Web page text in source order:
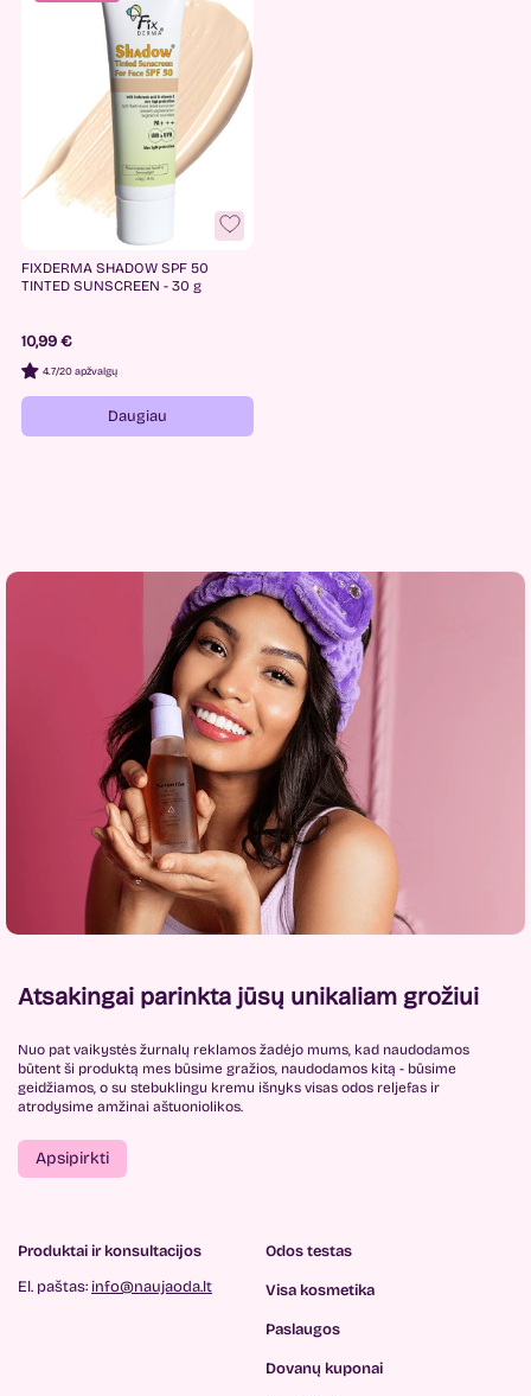
FIXDERMA SHADOW SPF 50
TINTED SUNSCREEN - 30 g
10,99 €
4.7/20 apžvalgų
Daugiau
Atsakingai parinkta jūsų unikaliam grožiui
Nuo pat vaikystės žurnalų reklamos žadėjo mums, kad naudodamos
būtent ši produktą mes būsime gražios, naudodamos kitą - būsime
geidžiamos, o su stebuklingu kremu išnyks visas odos reljefas ir
atrodysime amžinai aštuoniolikos.
Apsipirkti
Produktai ir konsultacijos
El. paštas: info@naujaoda.lt
Odos testas
Visa kosmetika
Paslaugos
Dovanų kuponai